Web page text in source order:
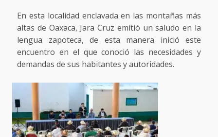
En esta localidad enclavada en las montañas más
altas de Oaxaca, Jara Cruz emitió un saludo en la
lengua zapoteca, de esta manera inició este
encuentro en el que conoció las necesidades y
demandas de sus habitantes y autoridades.